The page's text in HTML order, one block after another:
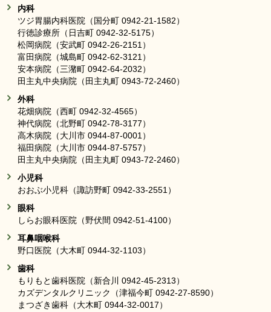
内科
ツジ胃腸内科医院（国分町 0942-21-1582）
行徳診療所（日吉町 0942-32-5175）
松岡病院（安武町 0942-26-2151）
富田病院（城島町 0942-62-3121）
安本病院（三潴町 0942-64-2032）
田主丸中央病院（田主丸町 0943-72-2460）
外科
花畑病院（西町 0942-32-4565）
神代病院（北野町 0942-78-3177）
高木病院（大川市 0944-87-0001）
福田病院（大川市 0944-87-5757）
田主丸中央病院（田主丸町 0943-72-2460）
小児科
おおぶ小児科（諏訪野町 0942-33-2551）
眼科
しらお眼科医院（野伏間 0942-51-4100）
耳鼻咽喉科
野口医院（大木町 0944-32-1103）
歯科
もりもと歯科医院（新合川 0942-45-2313）
カズデンタルクリニック（津福今町 0942-27-8590）
まつざき歯科（大木町 0944-32-0017）